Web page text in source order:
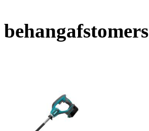
behangafstomers